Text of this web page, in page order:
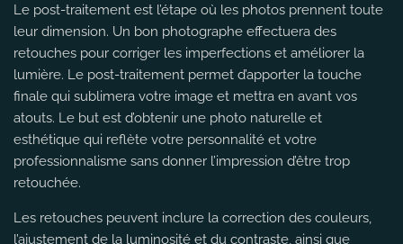
Le post-traitement est l’étape où les photos prennent toute
leur dimension. Un bon photographe effectuera des
retouches pour corriger les imperfections et améliorer la
lumière. Le post-traitement permet d’apporter la touche
finale qui sublimera votre image et mettra en avant vos
atouts. Le but est d’obtenir une photo naturelle et
esthétique qui reflète votre personnalité et votre
professionnalisme sans donner l’impression d’être trop
retouchée.
Les retouches peuvent inclure la correction des couleurs,
l’ajustement de la luminosité et du contraste, ainsi que